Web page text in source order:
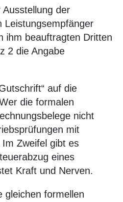
der
Leistungsempfänger
ihm beauftragten Dritten
2 die Angabe
auf die
die formalen
nicht
mit
Zweifel gibt es
eines
Kraft und Nerven.
gleichen formellen